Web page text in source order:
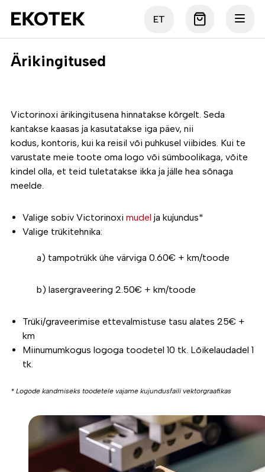
ET
Ärikingitused
Victorinoxi ärikingitusena hinnatakse kõrgelt. Seda
kantakse kaasas ja kasutatakse iga päev, nii
kodus, kontoris, kui ka reisil või puhkusel viibides. Kui te
varustate meie toote oma logo või sümboolikaga, võite
kindel olla, et teid tuletatakse ikka ja jälle hea sõnaga
meelde.
Valige sobiv Victorinoxi mudel ja kujundus*
Valige trükitehnika:
a) tampotrükk ühe värviga 0.60€ + km/toode
b) lasergraveering 2.50€ + km/toode
Trüki/graveerimise ettevalmistuse tasu alates 25€ +
km
Miinumumkogus logoga toodetel 10 tk. Lõikelaudadel 1
tk.
* Logode kandmiseks toodetele vajame kujundusfaili vektorgraafikas